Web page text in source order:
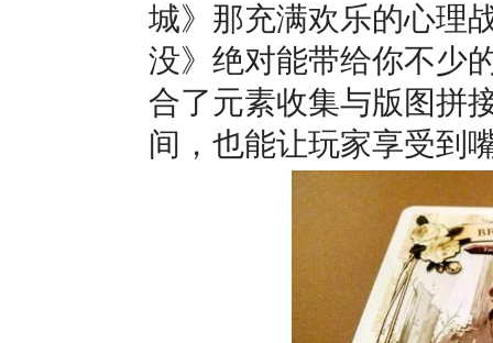
城》那充满欢乐的心理
没》绝对能带给你不少
合了元素收集与版图拼
间，也能让玩家享受到